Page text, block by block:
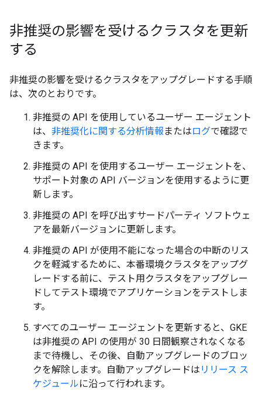
非推奨の影響を受けるクラスタを更新
する
非推奨の影響を受けるクラスタをアップグレードする手順
は、次のとおりです。
非推奨の API を使用しているユーザー エージェント
は、 非推奨化に関する分析情報 またはログで確認で
きます。
非推奨の API を使用するユーザー エージェントを、
サポート対象の API バージョンを使用するように更
新します。
非推奨の API を呼び出すサードパーティ ソフトウェ
アを最新バージョンに更新します。
非推奨の API が使用不能になった場合の中断のリス
クを軽減するために、本番環境クラスタをアップグ
レードする前に、テスト用クラスタをアップグレー
ドしてテスト環境でアプリケーションをテストしま
す。
すべてのユーザー エージェントを更新すると、GKE
は非推奨の API の使用が 30 日間観察されなくなる
まで待機し、その後、自動アップグレードのブロッ
クを解除します。自動アップグレードは リリース ス
ケジュールに沿って行われます。